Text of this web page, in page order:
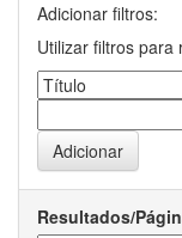
Adicionar filtros:
Utilizar filtros para
Resultados/